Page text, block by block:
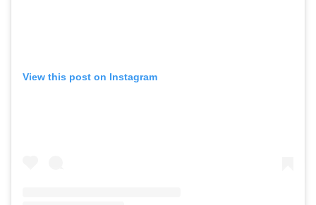
View this post on Instagram